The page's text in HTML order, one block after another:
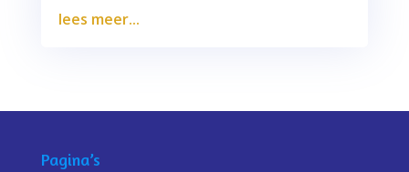
lees meer...
Pagina’s